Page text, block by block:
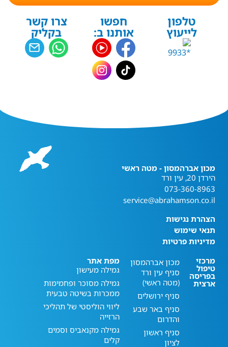
טלפון
לייעוץ
חפשו
אותנו ב:
צרו קשר
בקליק
מכון אברהמסון - מטה ראשי
הירדן 20, עין ורד
073-360-8963
service@abrahamson.co.il
הצהרת נגישות
תנאי שימוש
מדיניות פרטיות
מרכזי
טיפול
בפריסה
ארצית
מכון אברהמסון
סניף עין ורד
(מטה ראשי)
סניף ירושלים
סניף באר שבע
והדרום
סניף ראשון
לציון
מפת אתר
גמילה מעישון
גמילה מסוכר ופחמימות
ממכרות בשיטה טבעית
ליווי הוליסטי של תהליכי
הרזייה
גמילה מקנאביס וסמים
קלים